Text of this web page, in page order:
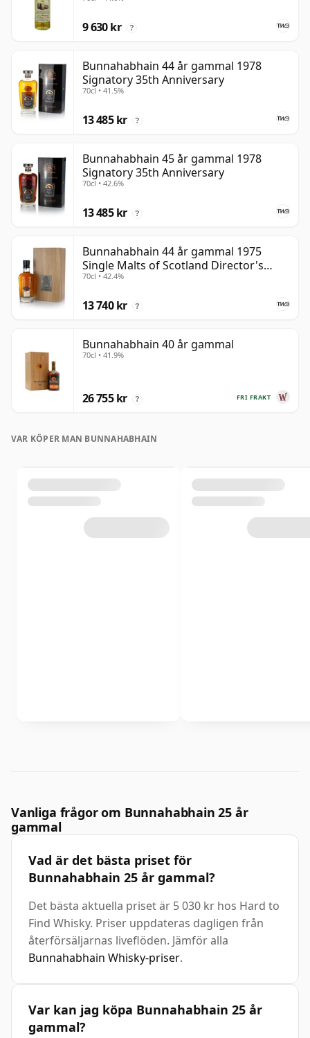
9 630 kr ?
Bunnahabhain 44 år gammal 1978
Signatory 35th Anniversary
70cl • 41.5%
13 485 kr ?
Bunnahabhain 45 år gammal 1978
Signatory 35th Anniversary
70cl • 42.6%
13 485 kr ?
Bunnahabhain 44 år gammal 1975
Single Malts of Scotland Director's
Special
70cl • 42.4%
13 740 kr ?
Bunnahabhain 40 år gammal
70cl • 41.9%
FRI FRAKT
26 755 kr ?
VAR KÖPER MAN BUNNAHABHAIN
Vanliga frågor om Bunnahabhain 25 år
gammal
Vad är det bästa priset för
Bunnahabhain 25 år gammal?
Det bästa aktuella priset är 5 030 kr hos Hard to
Find Whisky. Priser uppdateras dagligen från
återförsäljarnas liveflöden. Jämför alla
Bunnahabhain Whisky-priser.
Var kan jag köpa Bunnahabhain 25 år
gammal?